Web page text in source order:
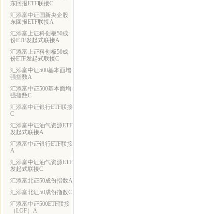
东回报ETF联接C
汇添富中证国新央企股
东回报ETF联接A
汇添富上证科创板50成
份ETF发起式联接A
汇添富上证科创板50成
份ETF发起式联接C
汇添富中证500基本面增
强指数A
汇添富中证500基本面增
强指数C
汇添富中证银行ETF联接
C
汇添富中证油气资源ETF
发起式联接A
汇添富中证银行ETF联接
A
汇添富中证油气资源ETF
发起式联接C
汇添富北证50成份指数A
汇添富北证50成份指数C
汇添富中证500ETF联接
（LOF）A